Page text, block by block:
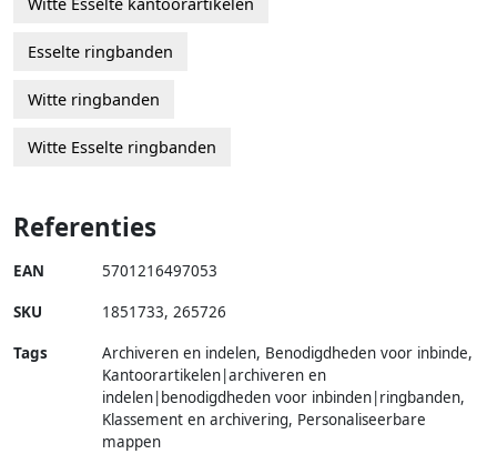
Esselte ringbanden
Witte ringbanden
Witte Esselte ringbanden
Referenties
EAN 5701216497053
SKU 1851733, 265726
Tags
Archiveren en indelen, Benodigdheden voor inbinde,
Kantoorartikelen|archiveren en
indelen|benodigdheden voor inbinden|ringbanden,
Klassement en archivering, Personaliseerbare
mappen